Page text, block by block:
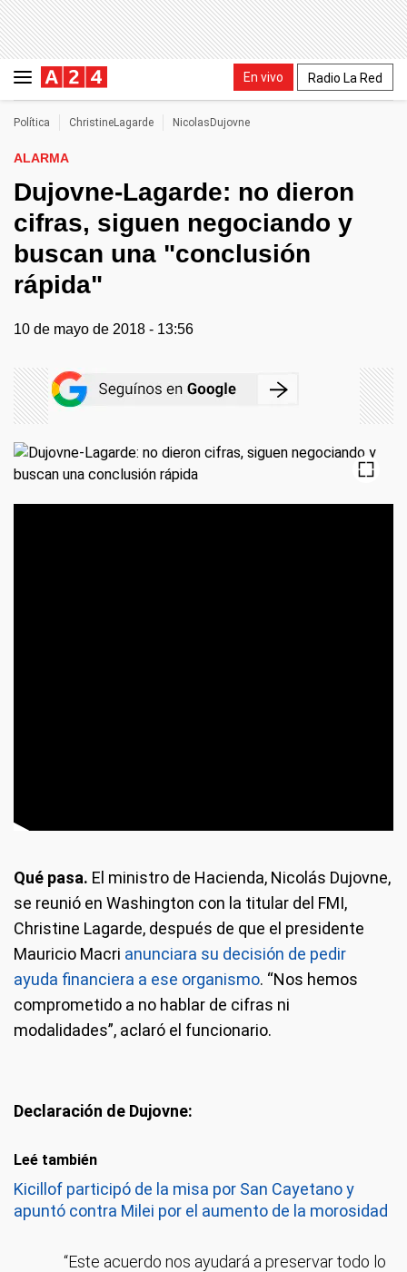
En vivo Radio La Red
Política ChristineLagarde NicolasDujovne
ALARMA
Dujovne-Lagarde: no dieron
cifras, siguen negociando y
buscan una "conclusión
rápida"
10 de mayo de 2018 - 13:56
Qué pasa. El ministro de Hacienda, Nicolás Dujovne,
se reunió en Washington con la titular del FMI,
Christine Lagarde, después de que el presidente
Mauricio Macri anunciara su decisión de pedir
ayuda financiera a ese organismo. “Nos hemos
comprometido a no hablar de cifras ni
modalidades”, aclaró el funcionario.
Declaración de Dujovne:
Leé también
Kicillof participó de la misa por San Cayetano y
apuntó contra Milei por el aumento de la morosidad
“Este acuerdo nos ayudará a preservar todo lo